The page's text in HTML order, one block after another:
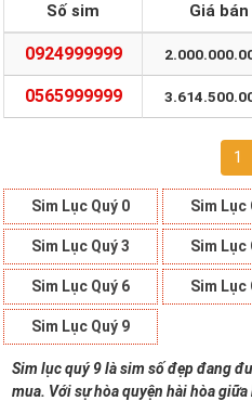
Số sim Giá bán
0924999999
0565999999
1
Sim Lục Quý 0 Sim Lục
Sim Lục Quý 3 Sim Lục
Sim Lục Quý 6 Sim Lục
Sim Lục Quý 9
Sim lục quý 9 là sim số đẹp đang
mua. Với sự hòa quyện hài hòa